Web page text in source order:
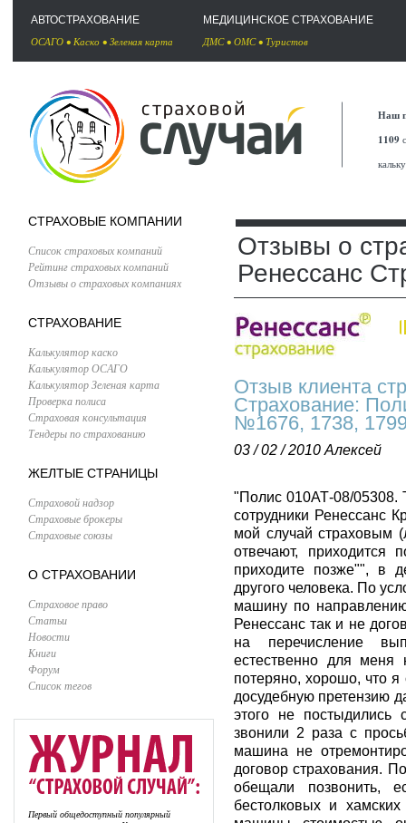
АВТОСТРАХОВАНИЕ
ОСАГО • Каско • Зеленая карта
МЕДИЦИНСКОЕ СТРАХОВАНИЕ
ДМС• ОМС• Туристов
Наш
1109
СТРАХОВЫЕ КОМПАНИИ
Список страховых компаний
Рейтинг страховых компаний
Отзывы о страховых компаниях
СТРАХОВАНИЕ
Калькулятор каско
Калькулятор ОСАГО
Калькулятор Зеленая карта
Проверка полиса
Страховая консультация
Тендеры по страхованию
ЖЕЛТЫЕ СТРАНИЦЫ
Страховой надзор
Страховые брокеры
Страховые союзы
О СТРАХОВАНИИ
Страховое право
Статьи
Новости
Книги
Форум
Список тегов
Первый общедоступный популярный
Отзывы о
Ренессанс
Отзыв клиента
Страхование:
№1676, 1738,
03 / 02 / 2010 Алексей
"Полис 010АТ-08/
сотрудники Ренессанс
мой случай страховым
отвечают, приходится
приходите позже"", в
другого человека. По
машину по
Ренессанс так и не
на перечисление
естественно для
потеряно, хорошо, что
досудебную претензию
этого не постыдились
звонили 2 раза с
машина не
договор страхования.
обещали позвонить,
бестолковых и